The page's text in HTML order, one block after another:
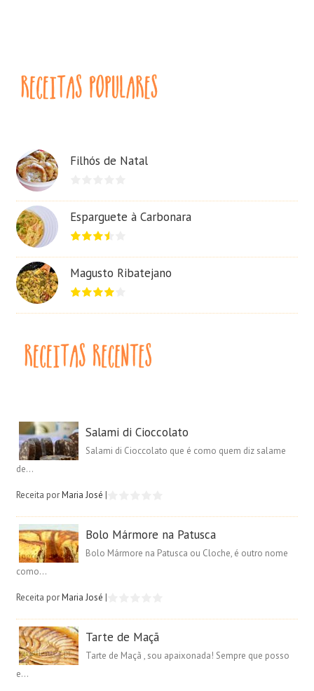
Filhós de Natal
Esparguete à Carbonara
Magusto Ribatejano
Salami di Cioccolato
Salami di Cioccolato que é como quem diz salame
de...
Receita porMaria José |
Bolo Mármore na Patusca
Bolo Mármore na Patusca ou Cloche, é outro nome
como...
Receita porMaria José |
Tarte de Maçã
Tarte de Maçã , sou apaixonada! Sempre que posso
e...